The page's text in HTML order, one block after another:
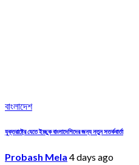
বাংলাদেশ
যুক্তরাষ্ট্রে যেতে ইচ্ছুক বাংলাদেশিদের জন্য নতুন সতর্কবার্তা
Probash Mela 4 days ago